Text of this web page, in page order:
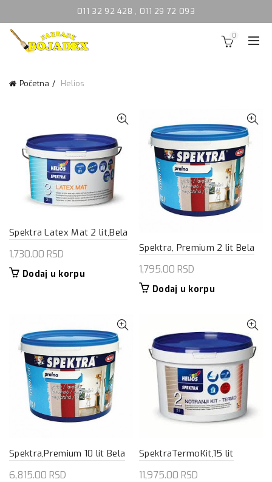
011 32 92 428 , 011 29 72 093
0
Početna Helios
Spektra Latex Mat 2 lit,Bela
1,730.00 RSD
Dodaj u korpu
Spektra, Premium 2 lit Bela
1,795.00 RSD
Dodaj u korpu
Spektra,Premium 10 lit Bela
6,815.00 RSD
SpektraTermoKit,15 lit
11,975.00 RSD